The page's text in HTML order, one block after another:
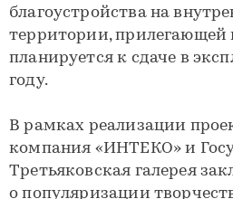
благоустройства на
территории, прилегающей
планируется к сдаче в
году.
В рамках реализации
компания «ИНТЕКО» и
Третьяковская галерея
о популяризации